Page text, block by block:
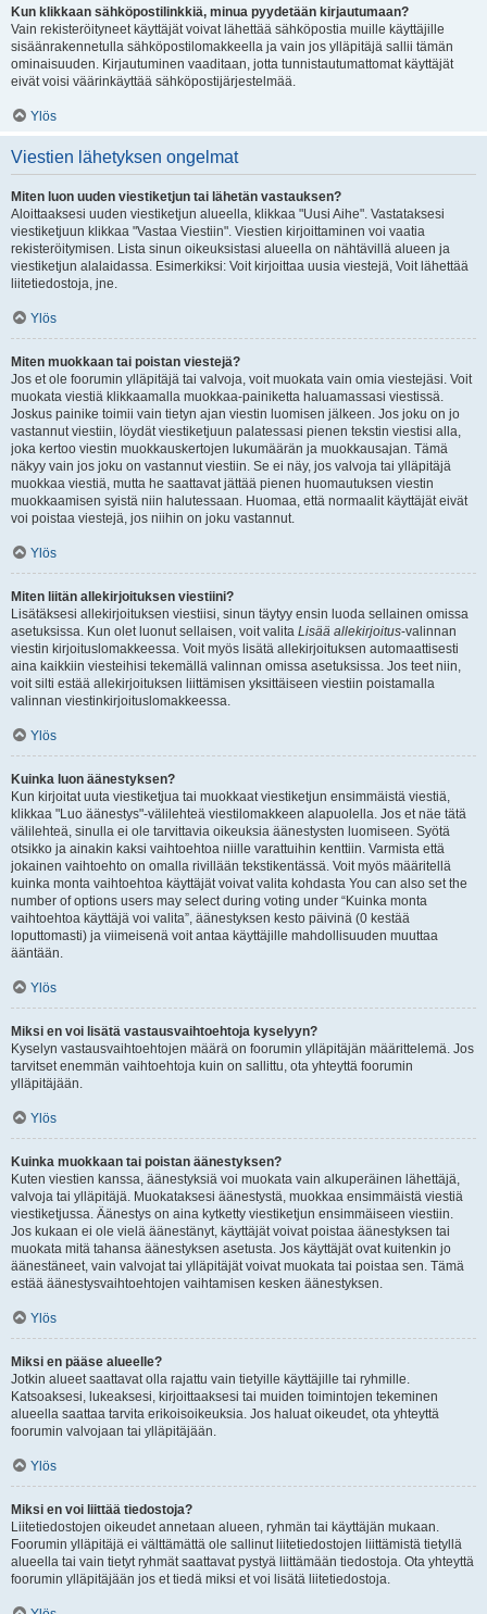
Kun klikkaan sähköpostilinkkiä, minua pyydetään kirjautumaan?
Vain rekisteröityneet käyttäjät voivat lähettää sähköpostia muille käyttäjille
sisäänrakennetulla sähköpostilomakkeella ja vain jos ylläpitäjä sallii tämän
ominaisuuden. Kirjautuminen vaaditaan, jotta tunnistautumattomat käyttäjät
eivät voisi väärinkäyttää sähköpostijärjestelmää.
Ylös
Viestien lähetyksen ongelmat
Miten luon uuden viestiketjun tai lähetän vastauksen?
Aloittaaksesi uuden viestiketjun alueella, klikkaa "Uusi Aihe". Vastataksesi
viestiketjuun klikkaa "Vastaa Viestiin". Viestien kirjoittaminen voi vaatia
rekisteröitymisen. Lista sinun oikeuksistasi alueella on nähtävillä alueen ja
viestiketjun alalaidassa. Esimerkiksi: Voit kirjoittaa uusia viestejä, Voit lähettää
liitetiedostoja, jne.
Ylös
Miten muokkaan tai poistan viestejä?
Jos et ole foorumin ylläpitäjä tai valvoja, voit muokata vain omia viestejäsi. Voit
muokata viestiä klikkaamalla muokkaa-painiketta haluamassasi viestissä.
Joskus painike toimii vain tietyn ajan viestin luomisen jälkeen. Jos joku on jo
vastannut viestiin, löydät viestiketjuun palatessasi pienen tekstin viestisi alla,
joka kertoo viestin muokkauskertojen lukumäärän ja muokkausajan. Tämä
näkyy vain jos joku on vastannut viestiin. Se ei näy, jos valvoja tai ylläpitäjä
muokkaa viestiä, mutta he saattavat jättää pienen huomautuksen viestin
muokkaamisen syistä niin halutessaan. Huomaa, että normaalit käyttäjät eivät
voi poistaa viestejä, jos niihin on joku vastannut.
Ylös
Miten liitän allekirjoituksen viestiini?
Lisätäksesi allekirjoituksen viestiisi, sinun täytyy ensin luoda sellainen omissa
asetuksissa. Kun olet luonut sellaisen, voit valita Lisää allekirjoitus-valinnan
viestin kirjoituslomakkeessa. Voit myös lisätä allekirjoituksen automaattisesti
aina kaikkiin viesteihisi tekemällä valinnan omissa asetuksissa. Jos teet niin,
voit silti estää allekirjoituksen liittämisen yksittäiseen viestiin poistamalla
valinnan viestinkirjoituslomakkeessa.
Ylös
Kuinka luon äänestyksen?
Kun kirjoitat uuta viestiketjua tai muokkaat viestiketjun ensimmäistä viestiä,
klikkaa "Luo äänestys"-välilehteä viestilomakkeen alapuolella. Jos et näe tätä
välilehteä, sinulla ei ole tarvittavia oikeuksia äänestysten luomiseen. Syötä
otsikko ja ainakin kaksi vaihtoehtoa niille varattuihin kenttiin. Varmista että
jokainen vaihtoehto on omalla rivillään tekstikentässä. Voit myös määritellä
kuinka monta vaihtoehtoa käyttäjät voivat valita kohdasta You can also set the
number of options users may select during voting under “Kuinka monta
vaihtoehtoa käyttäjä voi valita”, äänestyksen kesto päivinä (0 kestää
loputtomasti) ja viimeisenä voit antaa käyttäjille mahdollisuuden muuttaa
ääntään.
Ylös
Miksi en voi lisätä vastausvaihtoehtoja kyselyyn?
Kyselyn vastausvaihtoehtojen määrä on foorumin ylläpitäjän määrittelemä. Jos
tarvitset enemmän vaihtoehtoja kuin on sallittu, ota yhteyttä foorumin
ylläpitäjään.
Ylös
Kuinka muokkaan tai poistan äänestyksen?
Kuten viestien kanssa, äänestyksiä voi muokata vain alkuperäinen lähettäjä,
valvoja tai ylläpitäjä. Muokataksesi äänestystä, muokkaa ensimmäistä viestiä
viestiketjussa. Äänestys on aina kytketty viestiketjun ensimmäiseen viestiin.
Jos kukaan ei ole vielä äänestänyt, käyttäjät voivat poistaa äänestyksen tai
muokata mitä tahansa äänestyksen asetusta. Jos käyttäjät ovat kuitenkin jo
äänestäneet, vain valvojat tai ylläpitäjät voivat muokata tai poistaa sen. Tämä
estää äänestysvaihtoehtojen vaihtamisen kesken äänestyksen.
Ylös
Miksi en pääse alueelle?
Jotkin alueet saattavat olla rajattu vain tietyille käyttäjille tai ryhmille.
Katsoaksesi, lukeaksesi, kirjoittaaksesi tai muiden toimintojen tekeminen
alueella saattaa tarvita erikoisoikeuksia. Jos haluat oikeudet, ota yhteyttä
foorumin valvojaan tai ylläpitäjään.
Ylös
Miksi en voi liittää tiedostoja?
Liitetiedostojen oikeudet annetaan alueen, ryhmän tai käyttäjän mukaan.
Foorumin ylläpitäjä ei välttämättä ole sallinut liitetiedostojen liittämistä tietyllä
alueella tai vain tietyt ryhmät saattavat pystyä liittämään tiedostoja. Ota yhteyttä
foorumin ylläpitäjään jos et tiedä miksi et voi lisätä liitetiedostoja.